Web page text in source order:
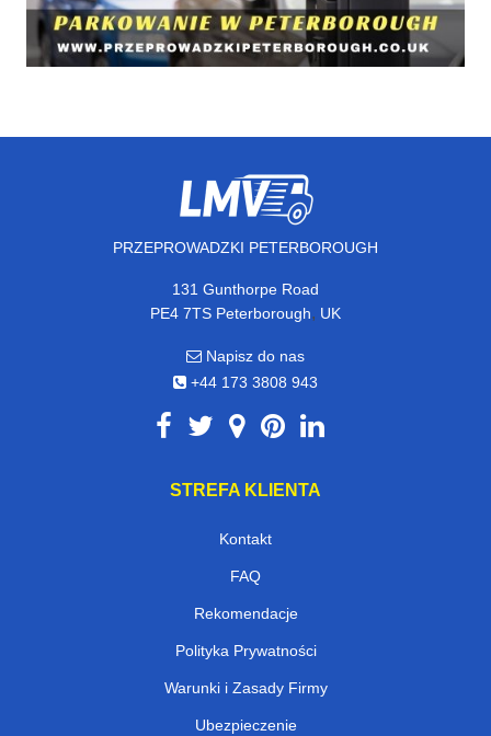
PRZEPROWADZKI PETERBOROUGH
131 Gunthorpe Road
PE4 7TS Peterborough, UK
Napisz do nas
+44 173 3808 943
STREFA KLIENTA
Kontakt
FAQ
Rekomendacje
Polityka Prywatności
Warunki i Zasady Firmy
Ubezpieczenie